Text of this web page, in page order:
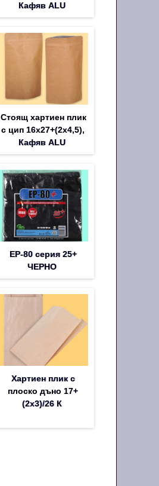
Кафяв ALU
Стоящ хартиен плик
с цип 16х27+(2х4,5),
Кафяв ALU
EP-80 серия 25+
ЧЕРНО
Хартиен плик с
плоско дъно 17+
(2х3)/26 К